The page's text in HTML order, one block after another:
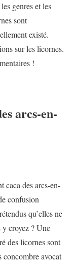
genres et les
sont
existé.
sur les licornes.
!
arcs-en-
caca des arcs-en-
confusion
qu’elles ne
croyez ? Une
des licornes sont
concombre avocat